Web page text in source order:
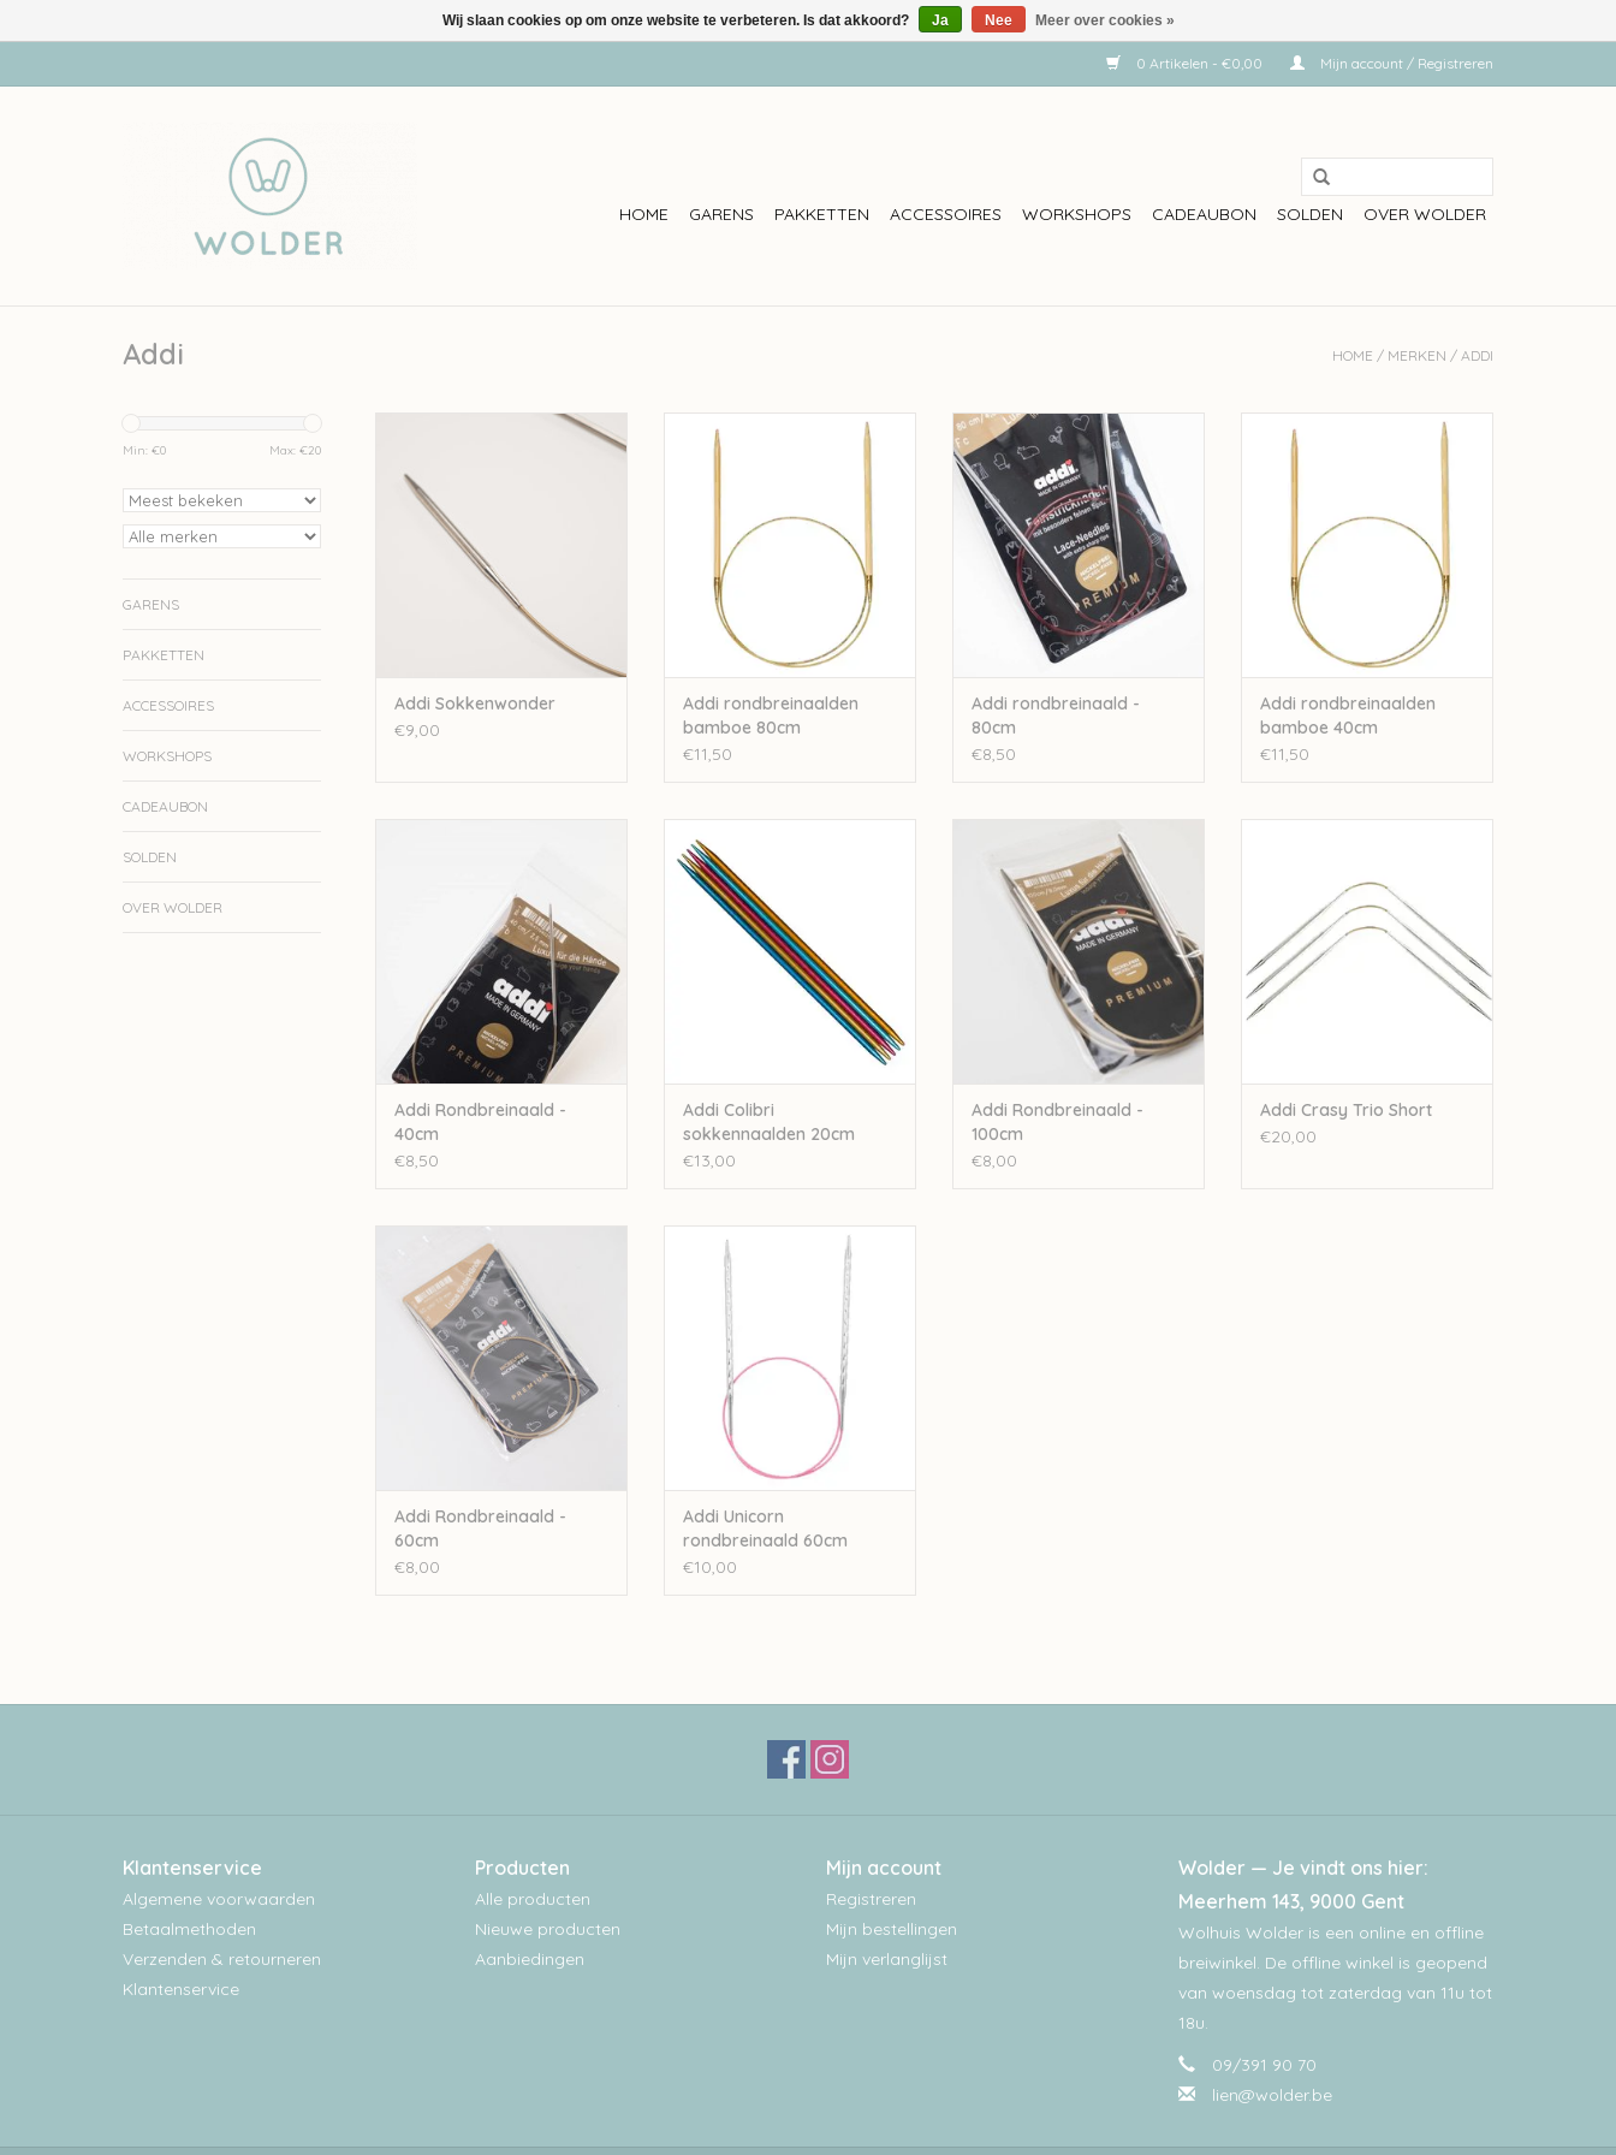
0 Artikelen - €0,00 Mijn account / Registreren
HOME GARENS PAKKETTEN ACCESSOIRES WORKSHOPS CADEAUBON SOLDEN OVER WOLDER
Addi HOME / MERKEN / ADDI
Min: €0 Max: €20
GARENS
PAKKETTEN
ACCESSOIRES
WORKSHOPS
CADEAUBON
SOLDEN
OVER WOLDER
Addi Addi Sokkenwonder
Addi Sokkenwonder
€9,00
Addi Addi rondbreinaalden
Addi rondbreinaalden
bamboe 80cm
€11,50
Addi Addi rondbreinaald - 80cm
TOEVOEGEN AAN WINKELWAGEN
Addi rondbreinaald -
80cm
€8,50
Addi Addi rondbreinaalden
Addi rondbreinaalden
bamboe 40cm
€11,50
Addi Rondbreinaald -
40cm
€8,50
TOEVOEGEN AAN WINKELWAGEN
Addi Colibri
sokkennaalden 20cm
€13,00
Addi Addi Rondbreinaald - 100cm
TOEVOEGEN AAN WINKELWAGEN
Addi Rondbreinaald -
100cm
€8,00
Addi Crasy Trio Short
€20,00
TOEVOEGEN AAN WINKELWAGEN
Addi Rondbreinaald -
60cm
€8,00
Addi Addi Unicorn rondbreinaald
TOEVOEGEN AAN WINKELWAGEN
Addi Unicorn
rondbreinaald 60cm
€10,00
Klantenservice
Algemene voorwaarden
Betaalmethoden
Verzenden & retourneren
Klantenservice
Producten
Alle producten
Nieuwe producten
Aanbiedingen
Mijn account
Registreren
Mijn bestellingen
Mijn verlanglijst
Wolder — Je vindt ons hier:
Meerhem 143, 9000 Gent
Wolhuis Wolder is een online en offline
breiwinkel. De offline winkel is geopend
van woensdag tot zaterdag van 11u tot
18u.
09/391 90 70
lien@wolder.be
Wij slaan cookies op om onze website te verbeteren. Is dat akkoord? Ja Nee Meer over cookies »